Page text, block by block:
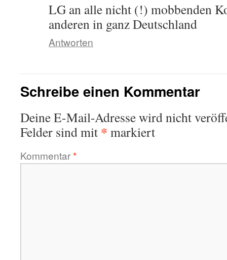
LG an alle nicht (!) mobbenden
anderen in ganz Deutschland
Antworten
Schreibe einen Kommentar
Deine E-Mail-Adresse wird nicht
Felder sind mit * markiert
Kommentar*